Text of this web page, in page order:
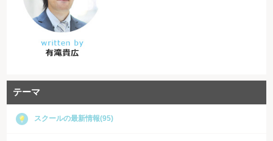
テーマ
スクールの最新情報(95)